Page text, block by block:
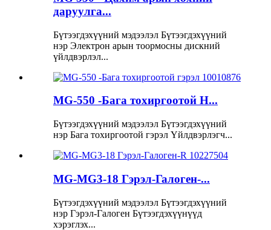
даруулга...
Бүтээгдэхүүний мэдээлэл Бүтээгдэхүүний
нэр Электрон арын тоормосны дискний
үйлдвэрлэл...
MG-550 -Бага тохиргоотой H...
Бүтээгдэхүүний мэдээлэл Бүтээгдэхүүний
нэр Бага тохиргоотой гэрэл Үйлдвэрлэгч...
MG-MG3-18 Гэрэл-Галоген-...
Бүтээгдэхүүний мэдээлэл Бүтээгдэхүүний
нэр Гэрэл-Галоген Бүтээгдэхүүнүүд
хэрэглэх...